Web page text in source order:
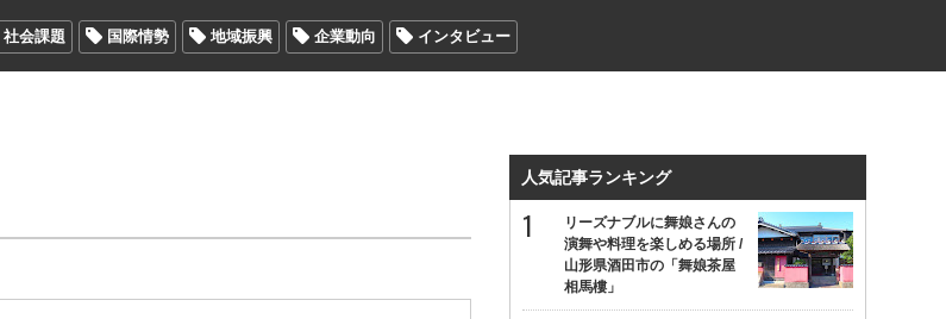
社会課題 国際情勢 地域振興 企業動向 インタビュー
人気記事ランキング
リーズナブルに舞娘さんの
演舞や料理を楽しめる場所 /
山形県酒田市の「舞娘茶屋
相馬樓」